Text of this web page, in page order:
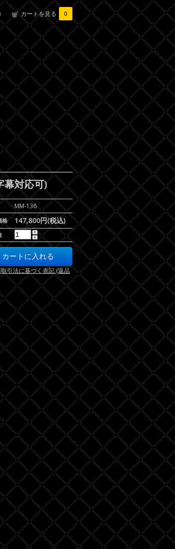
カートを見る 0
対応可)
MM-136
格 147,800円(税込)
引法に基づく表記 (返品